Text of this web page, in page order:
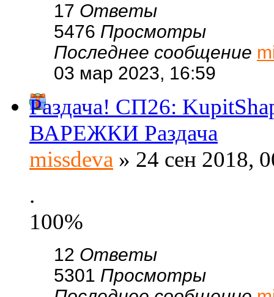
17 Ответы
5476 Просмотры
Последнее сообщение
03 мар 2023, 16:59
Раздача! СП26:
ВАРЕЖКИ Раздача
missdeva » 24 сен 2018,
.
100%
12 Ответы
5301 Просмотры